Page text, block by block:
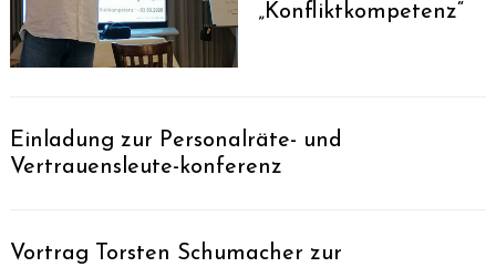
„Konfliktkompetenz“
Einladung zur Personalräte- und
Vertrauensleute-konferenz
Vortrag Torsten Schumacher zur